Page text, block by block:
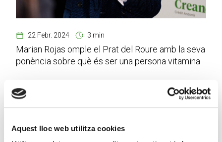
Aquest lloc web utilitza cookies
22 Febr. 2024 3 min
Marian Rojas omple el Prat del Roure amb la seva
ponència sobre què és ser una persona vitamina